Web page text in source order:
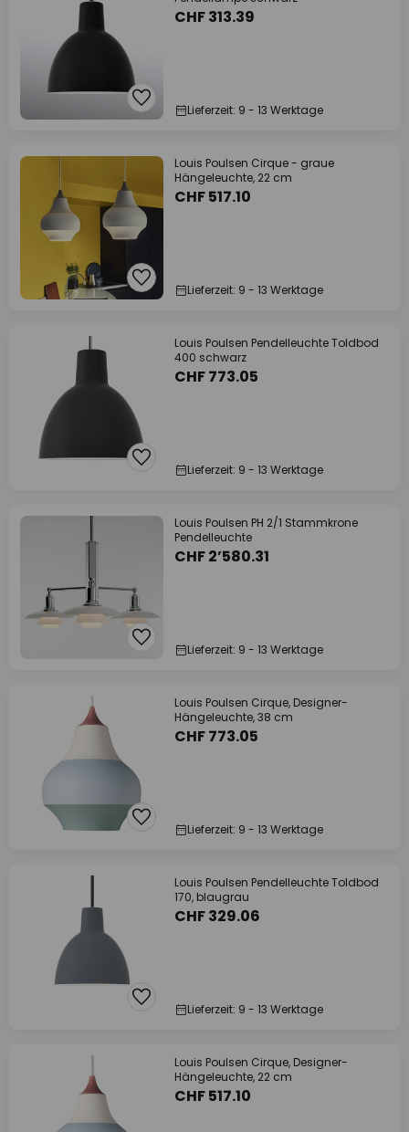
CHF 313.39
Lieferzeit: 9 - 13 Werktage
Louis Poulsen Cirque - graue
Hängeleuchte, 22 cm
CHF 517.10
Lieferzeit: 9 - 13 Werktage
Louis Poulsen Pendelleuchte Toldbod
400 schwarz
CHF 773.05
Lieferzeit: 9 - 13 Werktage
Louis Poulsen PH 2/1 Stammkrone
Pendelleuchte
CHF 2’580.31
Lieferzeit: 9 - 13 Werktage
Louis Poulsen Cirque, Designer-
Hängeleuchte, 38 cm
CHF 773.05
Lieferzeit: 9 - 13 Werktage
Louis Poulsen Pendelleuchte Toldbod
170, blaugrau
CHF 329.06
Lieferzeit: 9 - 13 Werktage
Louis Poulsen Cirque, Designer-
Hängeleuchte, 22 cm
CHF 517.10